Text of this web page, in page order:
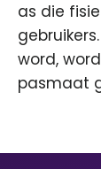
as die
word,
pasmaat